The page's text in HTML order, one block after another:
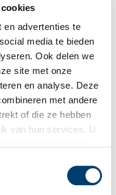
en advertenties te
media te bieden
Ook delen we
site met onze
en analyse. Deze
met andere
of die ze hebben
van hun services. U
privacybeleid.